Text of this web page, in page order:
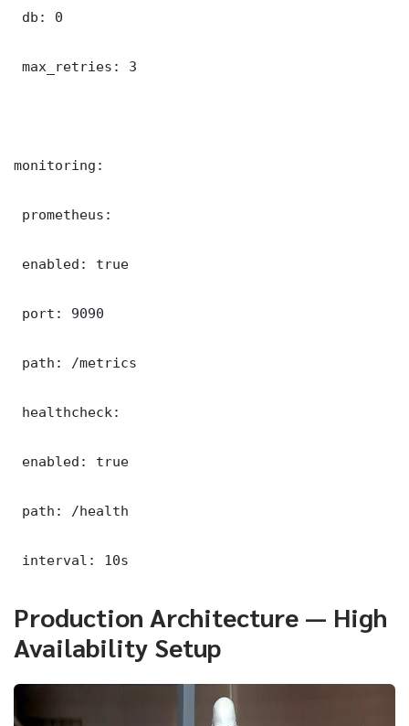
db: 0
max_retries: 3
monitoring:
prometheus:
enabled: true
port: 9090
path: /metrics
healthcheck:
enabled: true
path: /health
interval: 10s
Production Architecture — High
Availability Setup